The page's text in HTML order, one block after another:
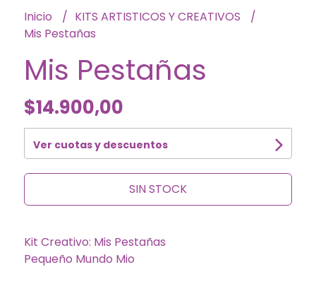
Inicio
KITS ARTISTICOS Y CREATIVOS
Mis Pestañas
Mis Pestañas
$14.900,00
Ver cuotas y descuentos
SIN STOCK
Kit Creativo: Mis Pestañas
Pequeño Mundo Mio